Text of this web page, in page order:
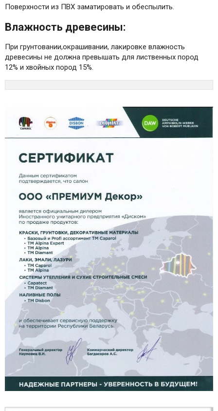
Поверхности из ПВХ заматировать и обеспылить.
Влажность древесины:
При грунтовании,окрашивании, лакировке влажность
древесины не должна превышать для лиственных пород
12% и хвойных пород 15%.